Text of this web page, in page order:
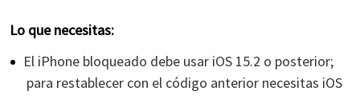
Lo que necesitas:
El iPhone bloqueado debe usar iOS 15.2 o posterior;
para restablecer con el código anterior necesitas iOS